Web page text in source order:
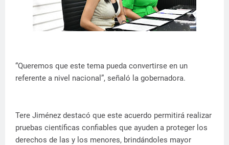
“Queremos que este tema pueda convertirse en un
referente a nivel nacional”, señaló la gobernadora.
Tere Jiménez destacó que este acuerdo permitirá realizar
pruebas científicas confiables que ayuden a proteger los
derechos de las y los menores, brindándoles mayor